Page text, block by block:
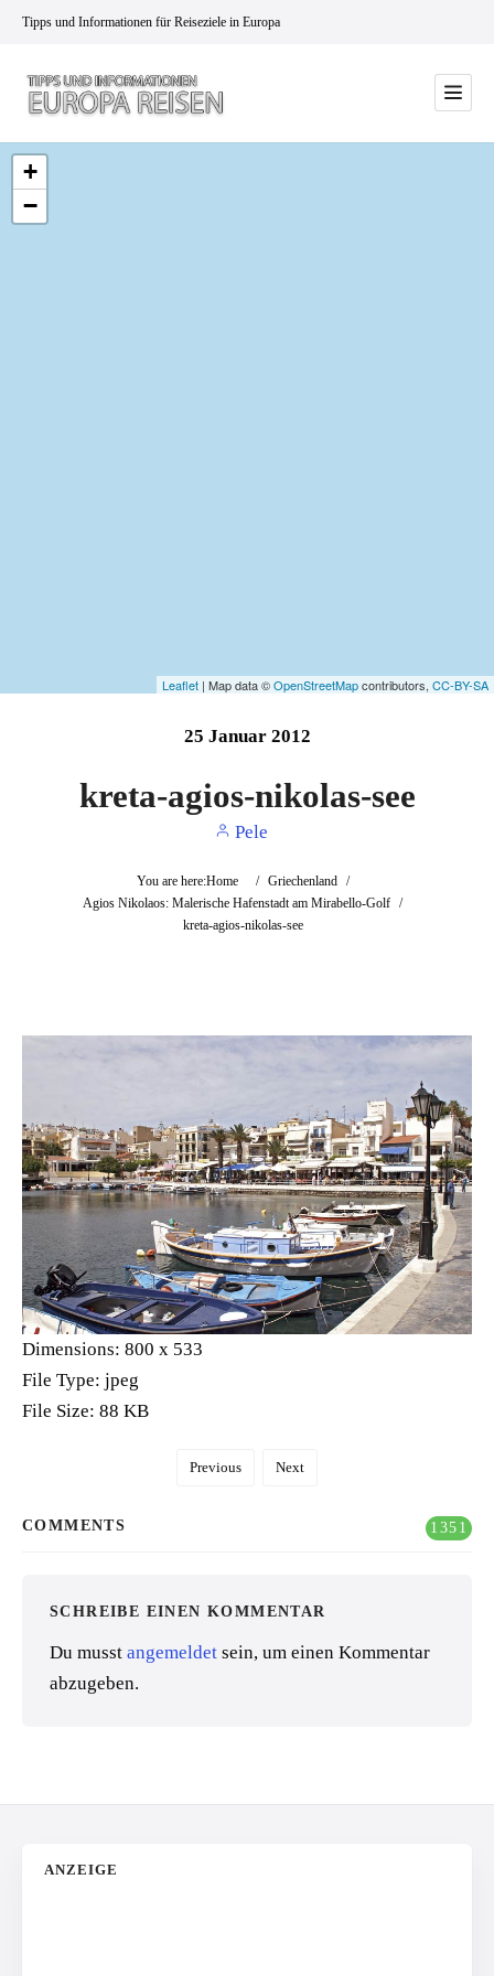
Tipps und Informationen für Reiseziele in Europa
+
−
Leaflet | Map data ©OpenStreetMapcontributors, CC-BY-SA
25 Januar 2012
kreta-agios-nikolas-see
Pele
You are here:Home / Griechenland
/
Agios Nikolaos: Malerische Hafenstadt am Mirabello-Golf /
kreta-agios-nikolas-see
Dimensions: 800 x 533
File Type: jpeg
File Size: 88 KB
Previous Next
COMMENTS 1351
SCHREIBE EINEN KOMMENTAR
Du musst angemeldet sein, um einen Kommentar
abzugeben.
ANZEIGE